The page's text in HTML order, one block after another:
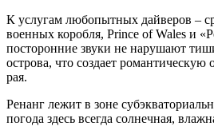
К услугам любопытных дайверов –
военных коробля, Prince of Wales и
посторонние звуки не нарушают
острова, что создает романтическую
рая.
Ренанг лежит в зоне
погода здесь всегда солнечная,